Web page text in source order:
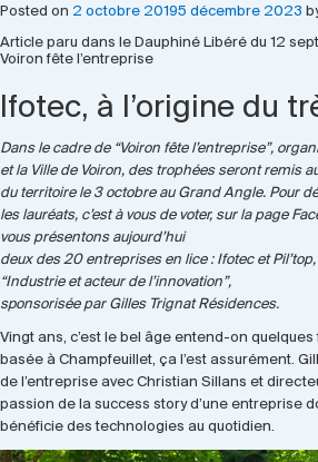
Références
Posted on 2 octobre 20195 décembre 2023
Article paru dans le Dauphiné Libéré du 12
Voiron fête l’entreprise
Ifotec, à l’origine du
Dans le cadre de “Voiron fête l’entreprise”,
et la Ville de Voiron, des trophées seront remis
du territoire le 3 octobre au Grand Angle. Pour
les lauréats, c’est à vous de voter, sur la page
vous présentons aujourd’hui
deux des 20 entreprises en lice : Ifotec et
“Industrie et acteur de l’innovation”,
sponsorisée par Gilles Trignat Résidences.
Vingt ans, c’est le bel âge entend-on
basée à Champfeuillet, ça l’est assurément.
de l’entreprise avec Christian Sillans et
passion de la success story d’une entreprise
bénéficie des technologies au quotidien.